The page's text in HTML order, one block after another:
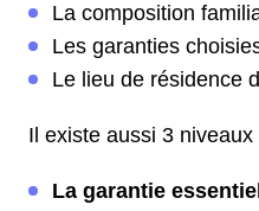
La composition
Les garanties
Le lieu de résidence
Il existe aussi 3
La garantie